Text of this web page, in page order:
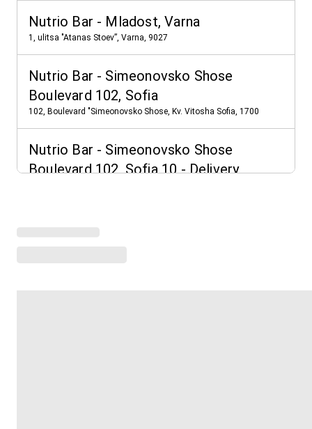
Nutrio Bar - Mladost, Varna
1, ulitsa "Atanas Stoev”, Varna, 9027
Nutrio Bar - Simeonovsko Shose
Boulevard 102, Sofia
102, Boulevard "Simeonovsko Shose, Kv. Vitosha Sofia, 1700
Nutrio Bar - Simeonovsko Shose
Boulevard 102, Sofia 10 - Delivery